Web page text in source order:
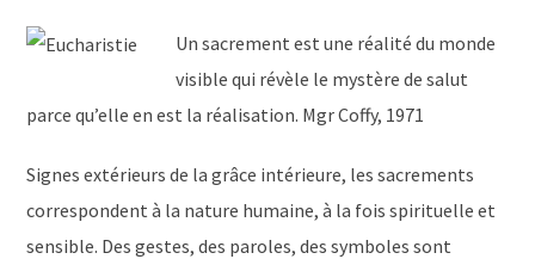
Un sacrement est une réalité du monde
visible qui révèle le mystère de salut
parce qu’elle en est la réalisation. Mgr Coffy, 1971
Signes extérieurs de la grâce intérieure, les sacrements
correspondent à la nature humaine, à la fois spirituelle et
sensible. Des gestes, des paroles, des symboles sont